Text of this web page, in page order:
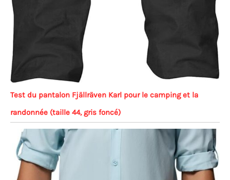
Test du pantalon Fjällräven Karl pour le camping et la
randonnée (taille 44, gris foncé)